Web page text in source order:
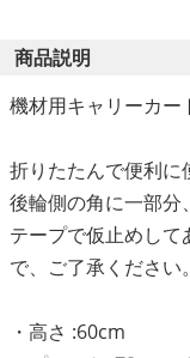
商品説明
機材用キャリーカー
折りたたんで便利に
後輪側の角に一部分
テープで仮止めし
で、ご了承ください。
・高さ :60cm